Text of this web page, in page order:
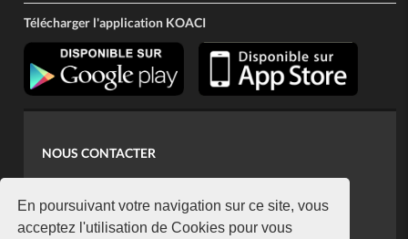
En poursuivant votre navigation sur ce site, vous
acceptez l'utilisation de Cookies pour vous
Télécharger l'application KOACI
NOUS CONTACTER
koaci@yahoo.fr
+225 07 08 85 52 93